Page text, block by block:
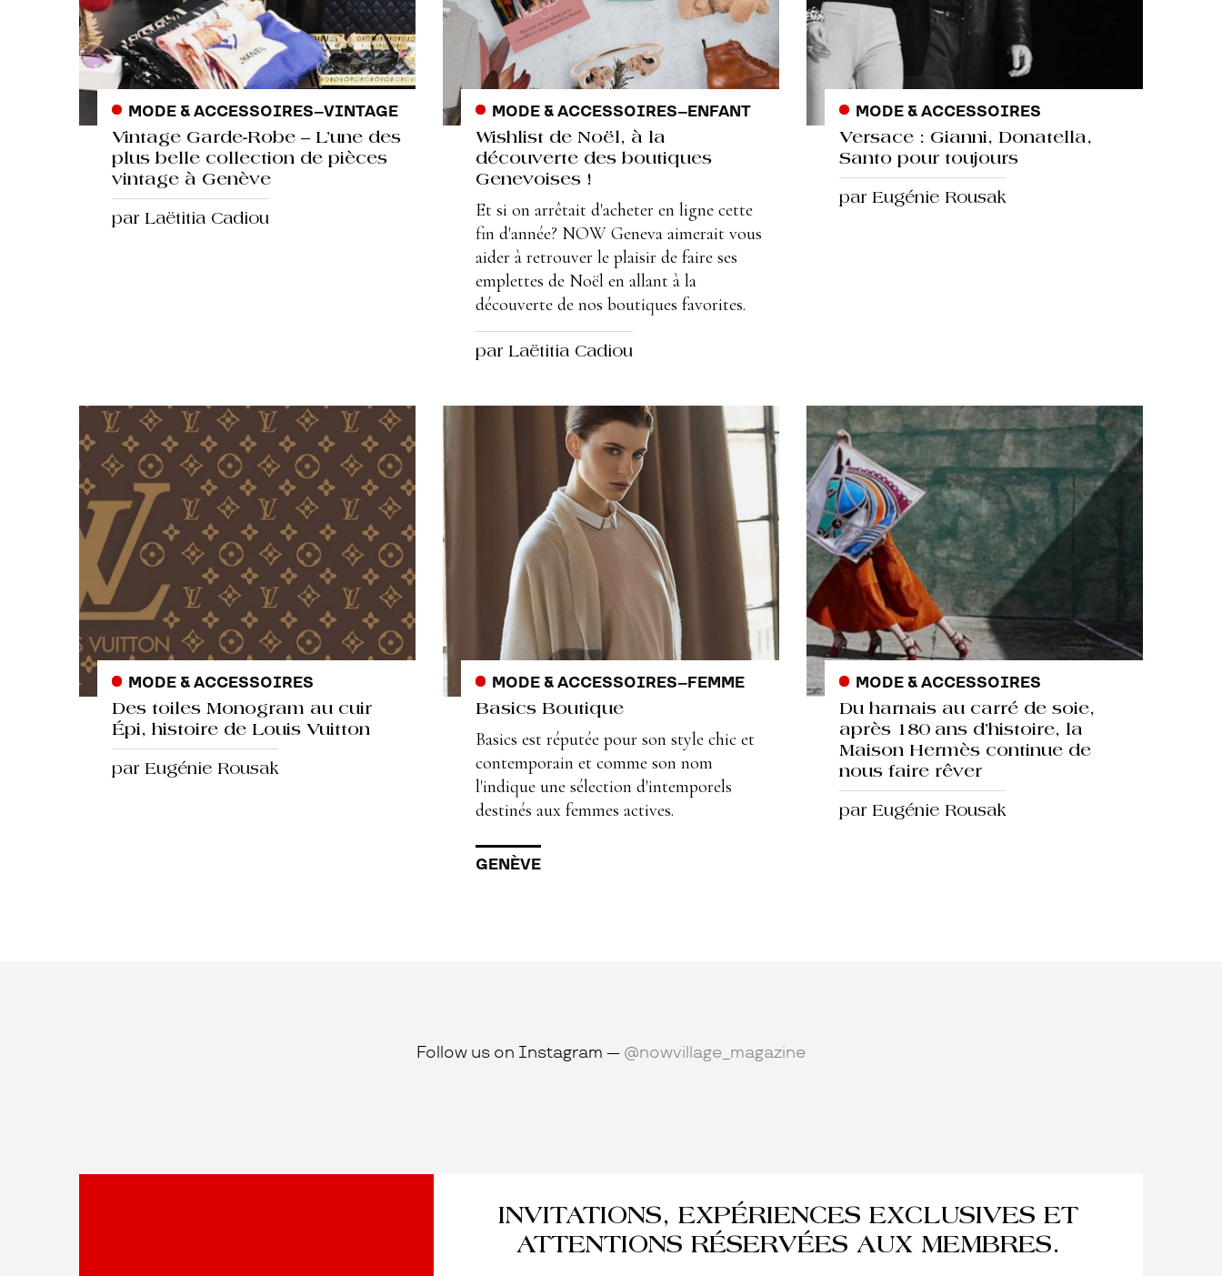
MODE & ACCESSOIRES–VINTAGE
Vintage Garde-Robe – L’une des
plus belle collection de pièces
vintage à Genève
par Laëtitia Cadiou
MODE & ACCESSOIRES–ENFANT
Wishlist de Noël, à la
découverte des boutiques
Genevoises !
Et si on arrêtait d'acheter en ligne cette
fin d'année? NOW Geneva aimerait vous
aider à retrouver le plaisir de faire ses
emplettes de Noël en allant à la
découverte de nos boutiques favorites.
par Laëtitia Cadiou
MODE & ACCESSOIRES
Versace : Gianni, Donatella,
Santo pour toujours
par Eugénie Rousak
MODE & ACCESSOIRES
Des toiles Monogram au cuir
Épi, histoire de Louis Vuitton
par Eugénie Rousak
MODE & ACCESSOIRES–FEMME
Basics Boutique
Basics est réputée pour son style chic et
contemporain et comme son nom
l'indique une sélection d'intemporels
destinés aux femmes actives.
GENÈVE
MODE & ACCESSOIRES
Du harnais au carré de soie,
après 180 ans d’histoire, la
Maison Hermès continue de
nous faire rêver
par Eugénie Rousak
Follow us on Instagram — @nowvillage_magazine
INVITATIONS, EXPÉRIENCES EXCLUSIVES ET
ATTENTIONS RÉSERVÉES AUX MEMBRES.